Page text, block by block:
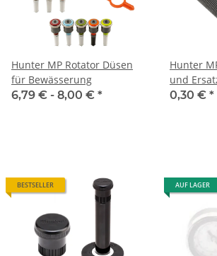
Hunter MP Rotator Düsen
für Bewässerung
6,79 € - 8,00 € *
Hunter
und
0,30 € *
BESTSELLER AUF LAGER